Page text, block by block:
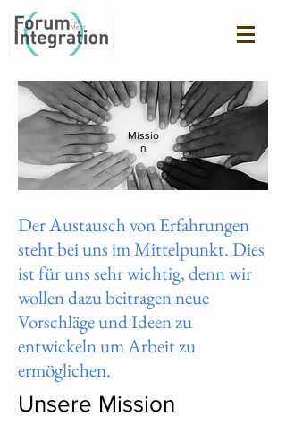
Der Austausch von Erfahrungen
steht bei uns im Mittelpunkt. Dies
ist für uns sehr wichtig, denn wir
wollen dazu beitragen neue
Vorschläge und Ideen zu
entwickeln um Arbeit zu
ermöglichen.
Unsere Mission
Missio
n